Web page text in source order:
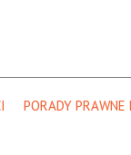
PORADY PRAWNE